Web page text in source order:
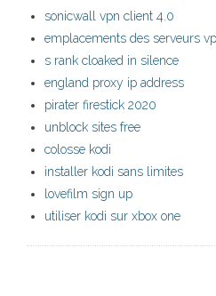
sonicwall vpn client 4.0
emplacements des serveurs
s rank cloaked in silence
england proxy ip address
pirater firestick 2020
unblock sites free
colosse kodi
installer kodi sans limites
lovefilm sign up
utiliser kodi sur xbox one